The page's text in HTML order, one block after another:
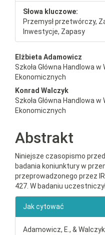
Słowa kluczowe:
Przemysł przetwórczy,
Inwestycje, Zapasy
Elżbieta Adamowicz
Szkoła Główna Handlowa
Ekonomicznych
Konrad Walczyk
Szkoła Główna Handlowa
Ekonomicznych
Abstrakt
Niniejsze czasopismo
badania koniunktury w
przeprowadzonego przez
427. W badaniu
Jak cytować
Adamowicz, E., &